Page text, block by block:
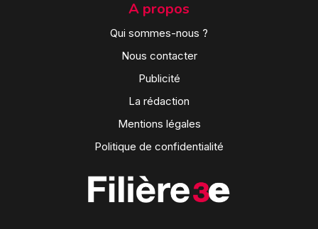
A propos
Qui sommes-nous ?
Nous contacter
Publicité
La rédaction
Mentions légales
Politique de confidentialité